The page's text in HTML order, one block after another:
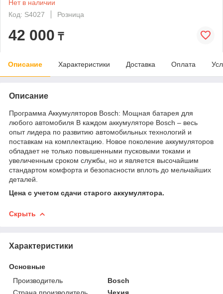
Нет в наличии
Код: S4027
Розница
42 000 ₸
Описание Характеристики Доставка Оплата
Описание
Программа Аккумуляторов Bosch: Мощная батарея для
любого автомобиля В каждом аккумуляторе Bosch – весь
опыт лидера по развитию автомобильных технологий и
поставкам на комплектацию. Новое поколение аккумуляторов
обладает не только повышенными пусковыми токами и
увеличенным сроком службы, но и является высочайшим
стандартом комфорта и безопасности вплоть до мельчайших
деталей.
Цена с учетом сдачи старого аккумулятора.
Скрыть
Характеристики
Основные
Производитель
Bosch
Страна производитель
Чехия